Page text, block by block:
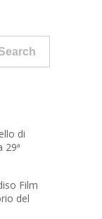
di
29ª
Film
del